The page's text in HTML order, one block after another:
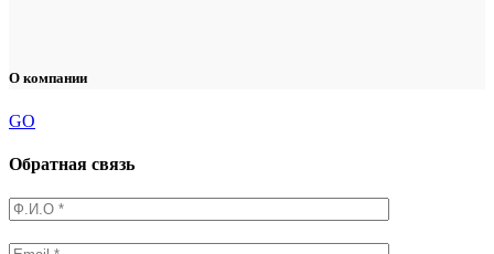
О компании
GO
Обратная связь